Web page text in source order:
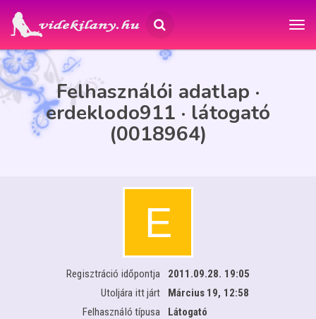
Felhasználói adatlap ·
erdeklodo911 · látogató
(0018964)
Regisztráció időpontja
2011.09.28. 19:05
Utoljára itt járt
Március 19, 12:58
Felhasználó típusa
Látogató